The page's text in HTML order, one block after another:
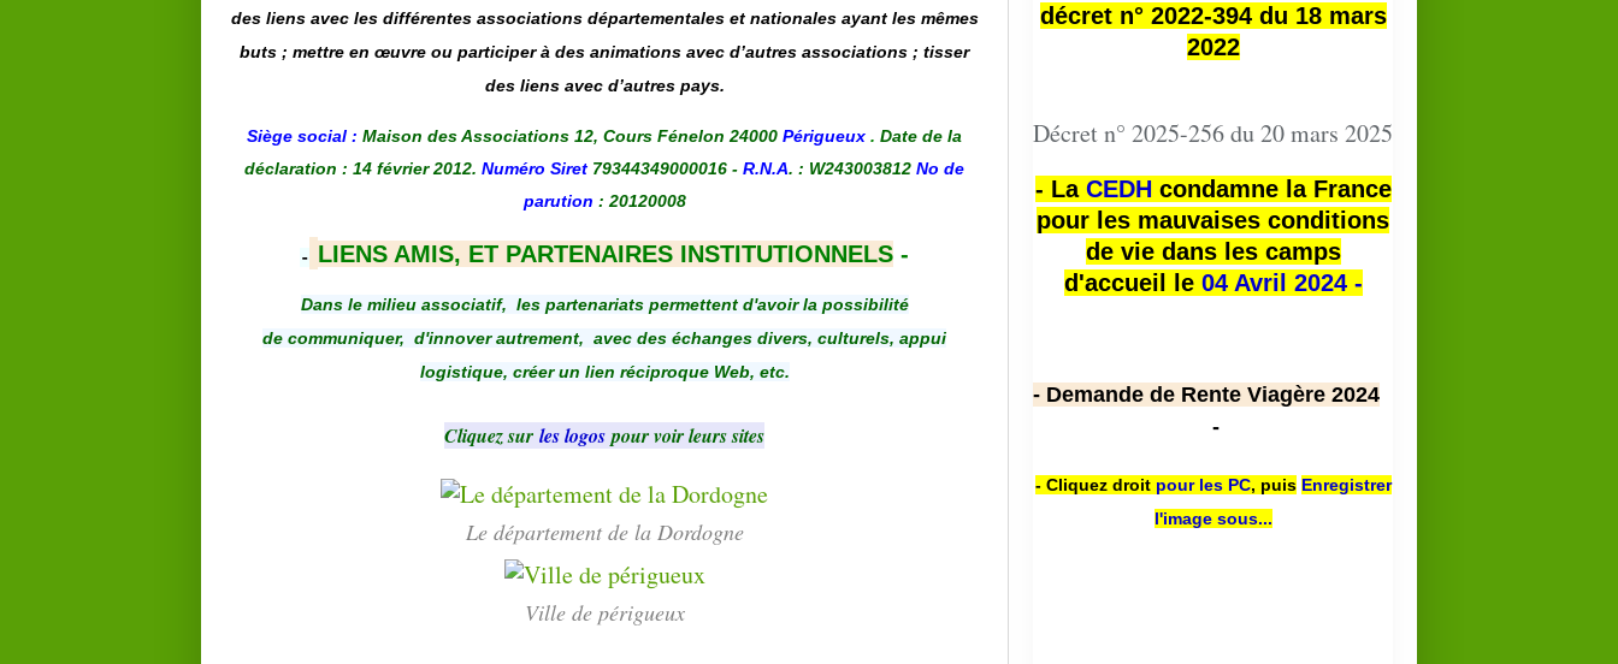
des liens avec les différentes associations départementales et nationales ayant les mêmes
buts ; mettre en œuvre ou participer à des animations avec d’autres associations ; tisser
des liens avec d’autres pays.
Siège social : Maison des Associations 12, Cours Fénelon 24000 Périgueux . Date de la
déclaration : 14 février 2012. Numéro Siret 79344349000016 - R.N.A. : W243003812 No de
parution : 20120008
- LIENS AMIS, ET PARTENAIRES INSTITUTIONNELS -
Dans le milieu associatif, les partenariats permettent d'avoir la possibilité
de communiquer, d'innover autrement, avec des échanges divers, culturels, appui
logistique, créer un lien réciproque Web, etc.
Cliquez sur les logospour voir leurs sites
Le département de la Dordogne
Ville de périgueux
décret n° 2022-394 du 18 mars
2022
Décret n° 2025-256 du 20 mars 2025
- La CEDHcondamne la France
pour les mauvaises conditions
de vie dans les camps
d'accueil le 04 Avril 2024 -
- Demande de Rente Viagère 2024
-
- Cliquez droit pour les PC, puis Enregistrer
l'image sous...